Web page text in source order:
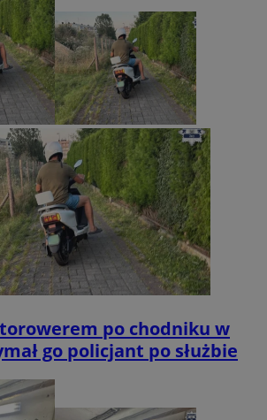
po chodniku w
go policjant po służbie